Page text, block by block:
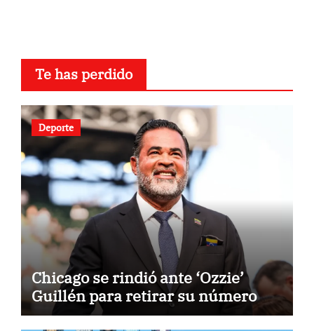
Te has perdido
Deporte
Chicago se rindió ante ‘Ozzie’
Guillén para retirar su número